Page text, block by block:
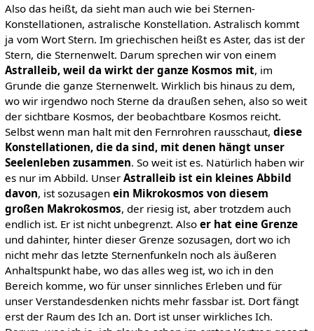
Also das heißt, da sieht man auch wie bei Sternen-
Konstellationen, astralische Konstellation. Astralisch kommt
ja vom Wort Stern. Im griechischen heißt es Aster, das ist der
Stern, die Sternenwelt. Darum sprechen wir von einem
Astralleib, weil da wirkt der ganze Kosmos mit, im
Grunde die ganze Sternenwelt. Wirklich bis hinaus zu dem,
wo wir irgendwo noch Sterne da draußen sehen, also so weit
der sichtbare Kosmos, der beobachtbare Kosmos reicht.
Selbst wenn man halt mit den Fernrohren rausschaut, diese
Konstellationen, die da sind, mit denen hängt unser
Seelenleben zusammen. So weit ist es. Natürlich haben wir
es nur im Abbild. Unser Astralleib ist ein kleines Abbild
davon, ist sozusagen ein Mikrokosmos von diesem
großen Makrokosmos, der riesig ist, aber trotzdem auch
endlich ist. Er ist nicht unbegrenzt. Also er hat eine Grenze
und dahinter, hinter dieser Grenze sozusagen, dort wo ich
nicht mehr das letzte Sternenfunkeln noch als äußeren
Anhaltspunkt habe, wo das alles weg ist, wo ich in den
Bereich komme, wo für unser sinnliches Erleben und für
unser Verstandesdenken nichts mehr fassbar ist. Dort fängt
erst der Raum des Ich an. Dort ist unser wirkliches Ich.